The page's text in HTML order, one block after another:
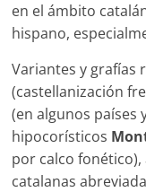
en el ámbito
hispano,
Variantes y grafías
(castellanización
(en algunos países
hipocorísticos
por calco
catalanas